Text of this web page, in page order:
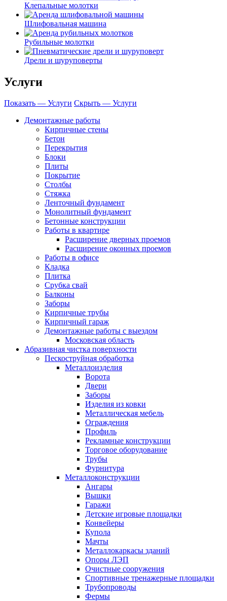
Клепальные молотки
Шлифовальная машина
Рубильные молотки
Дрели и шуруповерты
Услуги
Показать — Услуги Скрыть — Услуги
Демонтажные работы
Кирпичные стены
Бетон
Перекрытия
Блоки
Плиты
Покрытие
Столбы
Стяжка
Ленточный фундамент
Монолитный фундамент
Бетонные конструкции
Работы в квартире
Расширение дверных проемов
Расширение оконных проемов
Работы в офисе
Кладка
Плитка
Срубка свай
Балконы
Заборы
Кирпичные трубы
Кирпичный гараж
Демонтажные работы с выездом
Московская область
Абразивная чистка поверхности
Пескоструйная обработка
Металлоизделия
Ворота
Двери
Заборы
Изделия из ковки
Металлическая мебель
Ограждения
Профиль
Рекламные конструкции
Торговое оборудование
Трубы
Фурнитура
Металлоконструкции
Ангары
Вышки
Гаражи
Детские игровые площадки
Конвейеры
Купола
Мачты
Металлокаркасы зданий
Опоры ЛЭП
Очистные сооружения
Спортивные тренажерные площадки
Трубопроводы
Фермы